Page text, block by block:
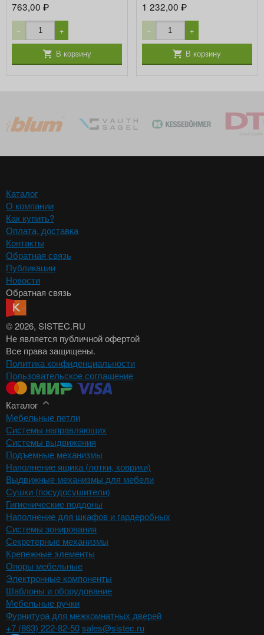
763,00₽
− +
В корзину
1 232,00 ₽
− +
В корзину
Каталог
О компании
Как купить?
Оплата, доставка
Контакты
Обратная связь
Публикации
Новости
Обратная связь
© 2026, SISTEC.RU
Не является публичной офертой
Все права защищены.
Политика конфиденциальности
Пользовательское соглашение
Каталог
Мебельные петли
Системы направляющих
Системы выдвижения
Подъемные механизмы
Наполнение ящика (лотки, коврики)
Выдвижные механизмы для мебели
Сушки (посудосушители)
Гигиенические поддоны
Наполнение для шкафов и гардеробных
Системы зонирования
Секретерные механизмы
Крепежные элементы
Опоры мебельные
Электронные компоненты
Шаблоны и оборудование
Мебельные ручки
Фурнитура для межкомнатных дверей
+7 (863) 222-82-50sales@sistec.ru